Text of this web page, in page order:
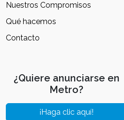
Nuestros Compromisos
Qué hacemos
Contacto
¿Quiere anunciarse en
Metro?
¡Haga clic aquí!